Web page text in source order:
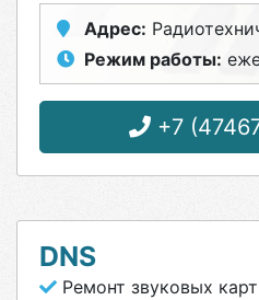
Адрес:
Режим работы:
+7
DNS
Ремонт звуковых